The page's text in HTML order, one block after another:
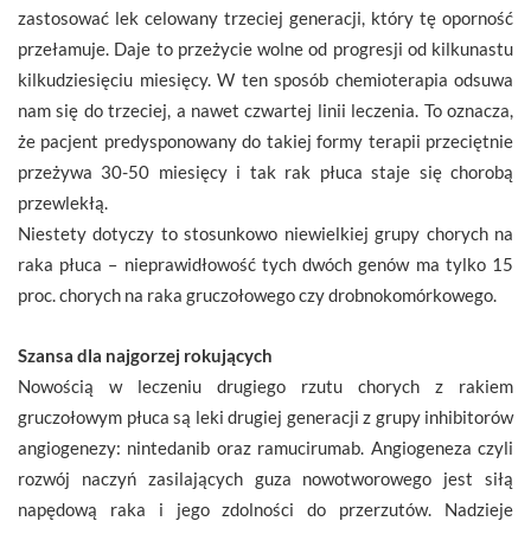
zastosować lek celowany trzeciej generacji, który tę oporność
przełamuje. Daje to przeżycie wolne od progresji od kilkunastu
kilkudziesięciu miesięcy. W ten sposób chemioterapia odsuwa
nam się do trzeciej, a nawet czwartej linii leczenia. To oznacza,
że pacjent predysponowany do takiej formy terapii przeciętnie
przeżywa 30-50 miesięcy i tak rak płuca staje się chorobą
przewlekłą.
Niestety dotyczy to stosunkowo niewielkiej grupy chorych na
raka płuca – nieprawidłowość tych dwóch genów ma tylko 15
proc. chorych na raka gruczołowego czy drobnokomórkowego.
Szansa dla najgorzej rokujących
Nowością w leczeniu drugiego rzutu chorych z rakiem
gruczołowym płuca są leki drugiej generacji z grupy inhibitorów
angiogenezy: nintedanib oraz ramucirumab. Angiogeneza czyli
rozwój naczyń zasilających guza nowotworowego jest siłą
napędową raka i jego zdolności do przerzutów. Nadzieje